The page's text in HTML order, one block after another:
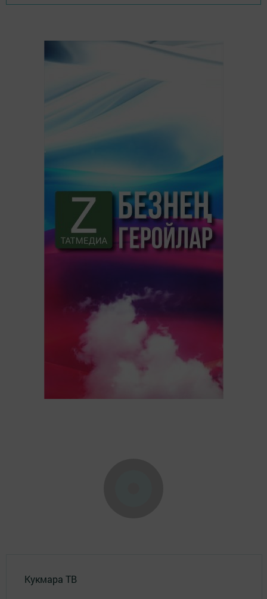
Кукмара ТВ